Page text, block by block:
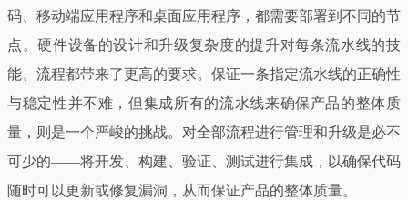
码、移动端应用程序和桌面应用程序，都需要部署到不同的节
点。硬件设备的设计和升级复杂度的提升对每条流水线的技
能、流程都带来了更高的要求。保证一条指定流水线的正确性
与稳定性并不难，但集成所有的流水线来确保产品的整体质
量，则是一个严峻的挑战。对全部流程进行管理和升级是必不
可少的——将开发、构建、验证、测试进行集成，以确保代码
随时可以更新或修复漏洞，从而保证产品的整体质量。